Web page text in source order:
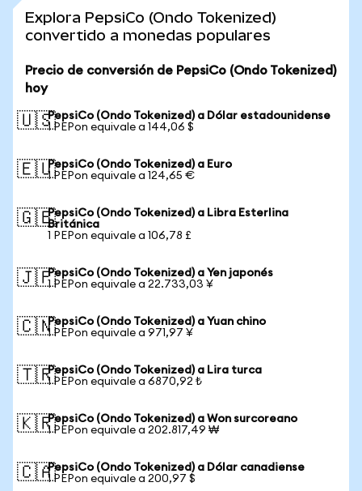
Explora PepsiCo (Ondo Tokenized)
convertido a monedas populares
Precio de conversión de PepsiCo (Ondo Tokenized)
hoy
🇺🇸PepsiCo (Ondo Tokenized) a Dólar estadounidense
1 PEPon equivale a 144,06 $
🇪🇺PepsiCo (Ondo Tokenized) a Euro
1 PEPon equivale a 124,65 €
🇬🇧PepsiCo (Ondo Tokenized) a Libra Esterlina
Británica
1 PEPon equivale a 106,78 £
🇯🇵PepsiCo (Ondo Tokenized) a Yen japonés
1 PEPon equivale a 22.733,03 ¥
🇨🇳PepsiCo (Ondo Tokenized) a Yuan chino
1 PEPon equivale a 971,97 ¥
🇹🇷PepsiCo (Ondo Tokenized) a Lira turca
1 PEPon equivale a 6870,92 ₺
🇰🇷PepsiCo (Ondo Tokenized) a Won surcoreano
1 PEPon equivale a 202.817,49 ₩
🇨🇦PepsiCo (Ondo Tokenized) a Dólar canadiense
1 PEPon equivale a 200,97 $